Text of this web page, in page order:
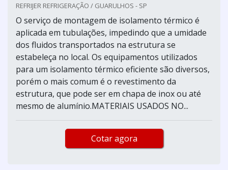
REFRIJER REFRIGERAÇÃO / GUARULHOS - SP
O serviço de montagem de isolamento térmico é
aplicada em tubulações, impedindo que a umidade
dos fluidos transportados na estrutura se
estabeleça no local. Os equipamentos utilizados
para um isolamento térmico eficiente são diversos,
porém o mais comum é o revestimento da
estrutura, que pode ser em chapa de inox ou até
mesmo de alumínio.MATERIAIS USADOS NO...
Cotar agora